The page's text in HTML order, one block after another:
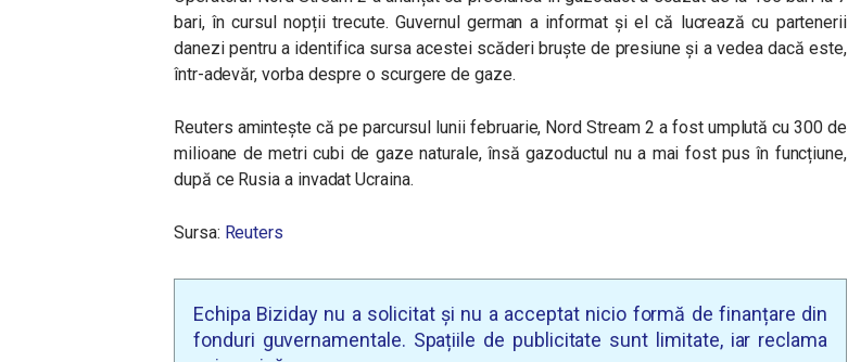
bari, în cursul nopții trecute. Guvernul german a informat și el că lucrează cu partenerii
danezi pentru a identifica sursa acestei scăderi bruște de presiune și a vedea dacă este,
într-adevăr, vorba despre o scurgere de gaze.
Reuters amintește că pe parcursul lunii februarie, Nord Stream 2 a fost umplută cu 300 de
milioane de metri cubi de gaze naturale, însă gazoductul nu a mai fost pus în funcțiune,
după ce Rusia a invadat Ucraina.
Sursa: Reuters
Echipa Biziday nu a solicitat și nu a acceptat nicio formă de finanțare din
fonduri guvernamentale. Spațiile de publicitate sunt limitate, iar reclama